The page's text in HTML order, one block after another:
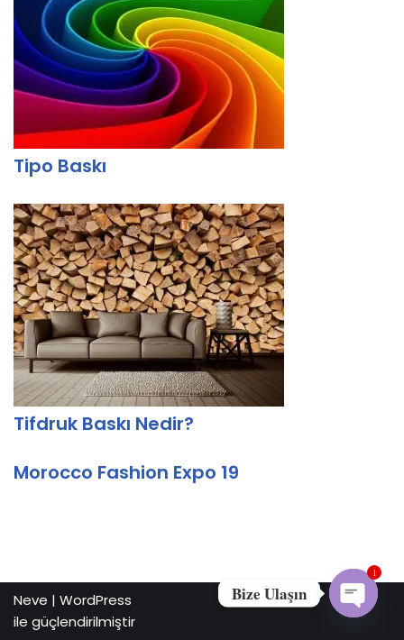
Tipo Baskı
Tifdruk Baskı Nedir?
Morocco Fashion Expo 19
Neve | WordPress
ile güçlendirilmiştir
Bize Ulaşın
1